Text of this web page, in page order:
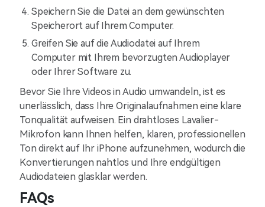
Speichern Sie die Datei an dem gewünschten
Speicherort auf Ihrem Computer.
Greifen Sie auf die Audiodatei auf Ihrem
Computer mit Ihrem bevorzugten Audioplayer
oder Ihrer Software zu.
Bevor Sie Ihre Videos in Audio umwandeln, ist es
unerlässlich, dass Ihre Originalaufnahmen eine klare
Tonqualität aufweisen. Ein drahtloses Lavalier-
Mikrofon kann Ihnen helfen, klaren, professionellen
Ton direkt auf Ihr iPhone aufzunehmen, wodurch die
Konvertierungen nahtlos und Ihre endgültigen
Audiodateien glasklar werden.
FAQs